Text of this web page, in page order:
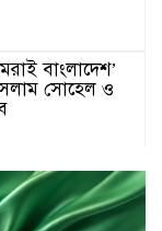
বাংলাদেশ’
সোহেল ও
প্রদান